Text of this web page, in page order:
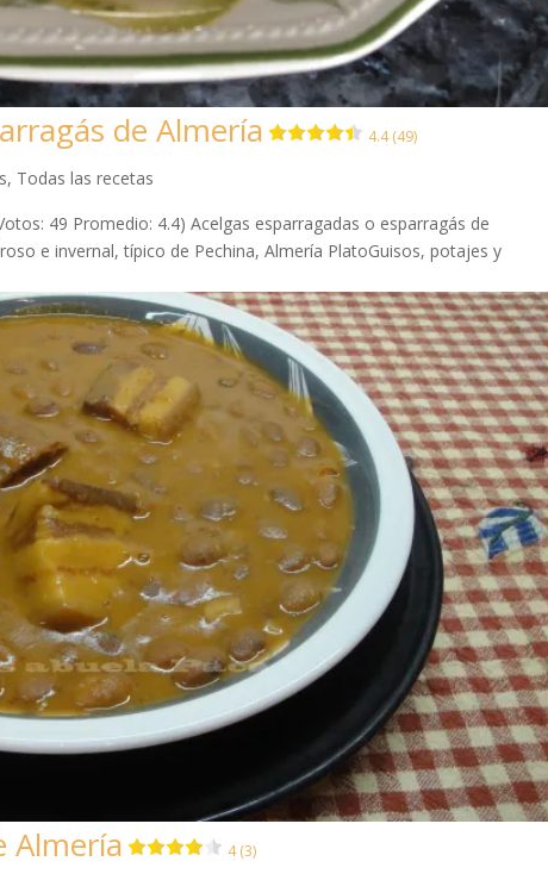
de Almería 4.4 (49)
, Todas las recetas
49 Promedio: 4.4) Acelgas esparragadas o esparragás de
e invernal, típico de Pechina, Almería PlatoGuisos, potajes y
Almería 4 (3)